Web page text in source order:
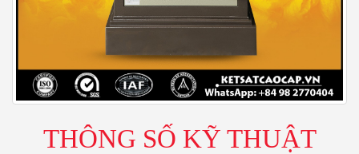
THÔNG SỐ KỸ THUẬT